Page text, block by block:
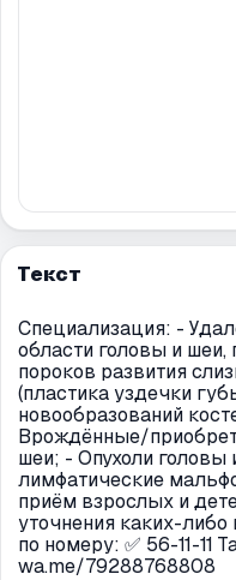
Текст
Специализация: -
области головы и шеи,
пороков развития
(пластика уздечки
новообразований
Врождённые/
шеи; - Опухоли
лимфатические
приём взрослых и
уточнения каких-
по номеру: ✅ 56-11-11
wa.me/79288768808